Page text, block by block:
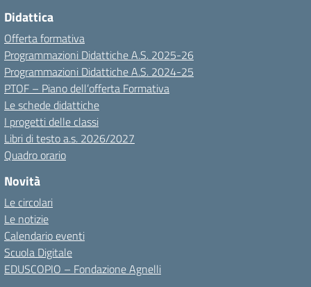
Didattica
Offerta formativa
Programmazioni Didattiche A.S. 2025-26
Programmazioni Didattiche A.S. 2024-25
PTOF – Piano dell’offerta Formativa
Le schede didattiche
I progetti delle classi
Libri di testo a.s. 2026/2027
Quadro orario
Novità
Le circolari
Le notizie
Calendario eventi
Scuola Digitale
EDUSCOPIO – Fondazione Agnelli